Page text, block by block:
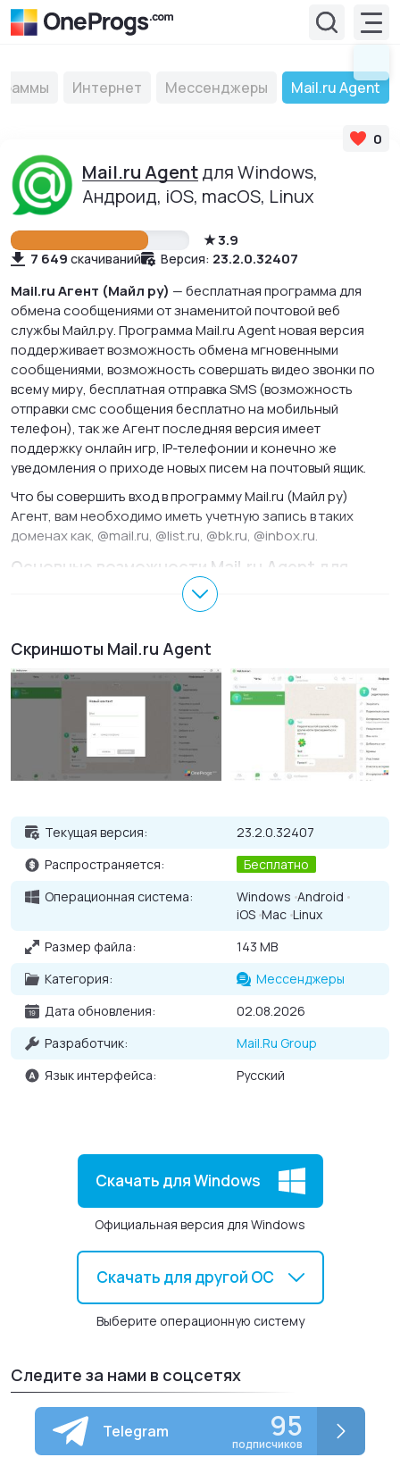
Интернет Мессенджеры Mail.ru Agent
Mail.ru Agentдля Windows,
Андроид, iOS, macOS, Linux
0
3.9
7 649 скачиваний Версия: 23.2.0.32407
Mail.ru Агент (Майл ру) — бесплатная программа для
обмена сообщениями от знаменитой почтовой веб
службы Майл.ру. Программа Mail.ru Agent новая версия
поддерживает возможность обмена мгновенными
сообщениями, возможность совершать видео звонки по
всему миру, бесплатная отправка SMS (возможность
отправки смс сообщения бесплатно на мобильный
телефон), так же Агент последняя версия имеет
поддержку онлайн игр, IP-телефонии и конечно же
уведомления о приходе новых писем на почтовый ящик.
Что бы совершить вход в программу Mail.ru (Майл ру)
Агент, вам необходимо иметь учетную запись в таких
доменах как, @mail.ru, @list.ru, @bk.ru, @inbox.ru.
Основные возможности Mail.ru Agent для
Возможность совершать телефонные звонки.
Возможность отправки смс бесплатно на мобильный
телефон.
Большой каталог онлайн-игр.
Возможность совершать видео звонки по всему миру.
Поиск человека по заданным критериям.
Скриншоты Mail.ru Agent
Текущая версия:
23.2.0.32407
Распространяется:
Бесплатно
Операционная система:
Windows Android
iOS Mac Linux
Размер файла:
143 MB
Категория:
Мессенджеры
Дата обновления:
02.08.2026
Разработчик:
Mail.Ru Group
Язык интерфейса:
Русский
Скачать для Windows
Официальная версия для Windows
Скачать для другой ОС
Выберите операционную систему
Следите за нами в соцсетях
Telegram 95
подписчиков